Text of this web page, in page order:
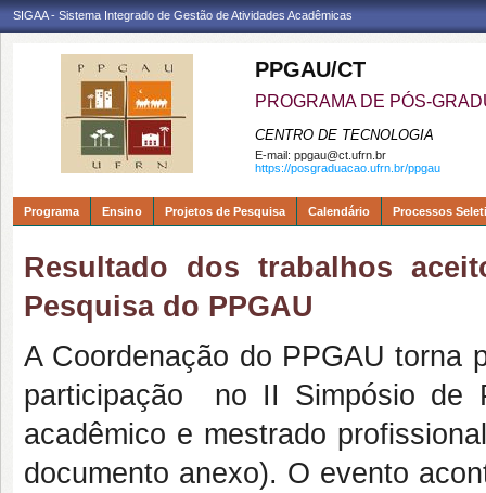
SIGAA - Sistema Integrado de Gestão de Atividades Acadêmicas
PPGAU/CT
PROGRAMA DE PÓS-
CENTRO DE TECNOLOGIA
E-mail: ppgau@ct.ufrn.br
https://posgraduacao.ufrn.br/ppgau
Programa Ensino Projetos de Pesquisa Calendário Processos
Resultado dos trabalhos
Pesquisa do PPGAU
A Coordenação do PPGAU torna
participação no II Simpósio de
acadêmico e mestrado
documento anexo). O evento